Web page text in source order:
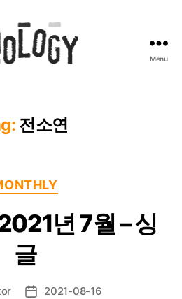
Menu
전소연
Categories
년 7월 – 싱
글
Post2021-08-16